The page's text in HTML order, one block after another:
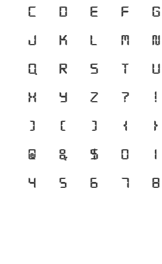
c
d e f g
j
k l m n
q
r s t u
x
y z ? !
)
[ ] { }
@
& $ 0 1
4
5 6 7 8